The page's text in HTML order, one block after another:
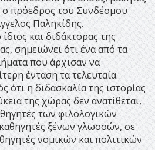
ο πρόεδρος του Συνδέσμου
Παληκίδης.
και διδάκτορας της
σημειώνει ότι ένα από τα
που άρχισαν να
ένταση τα τελευταία
ότι η διδασκαλία της ιστορίας
της χώρας δεν ανατίθεται,
των φιλολογικών
ξένων γλωσσών, σε
νομικών και πολιτικών